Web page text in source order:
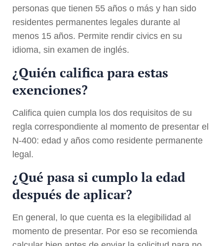
personas que tienen 55 años o más y han sido
residentes permanentes legales durante al
menos 15 años. Permite rendir civics en su
idioma, sin examen de inglés.
¿Quién califica para estas
exenciones?
Califica quien cumpla los dos requisitos de su
regla correspondiente al momento de presentar el
N-400: edad y años como residente permanente
legal.
¿Qué pasa si cumplo la edad
después de aplicar?
En general, lo que cuenta es la elegibilidad al
momento de presentar. Por eso se recomienda